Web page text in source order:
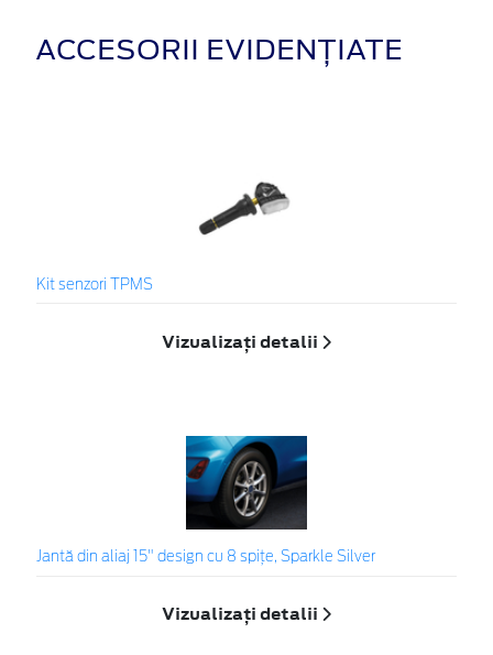
ACCESORII EVIDENȚIATE
Kit senzori TPMS
Vizualizați detalii
Jantă din aliaj 15" design cu 8 spițe, Sparkle Silver
Vizualizați detalii